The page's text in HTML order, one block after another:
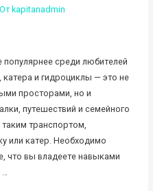
kapitanadmin
среди любителей
и гидроциклы — это не
просторами, но и
путешествий и семейного
транспортом,
или катер. Необходимо
что вы владеете навыками
…